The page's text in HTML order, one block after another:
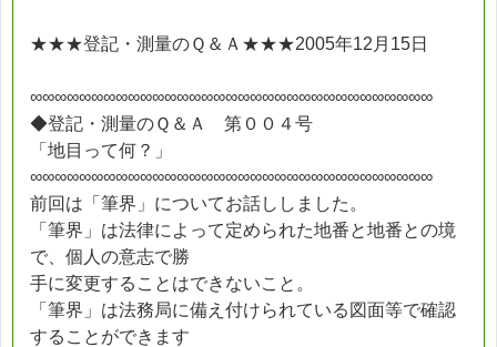
★★★登記・測量のＱ＆Ａ★★★2005年12月15日
∞∞∞∞∞∞∞∞∞∞∞∞∞∞∞∞∞∞∞∞∞∞∞∞∞∞∞∞∞∞∞∞∞
◆登記・測量のＱ＆Ａ 第００４号
「地目って何？」
∞∞∞∞∞∞∞∞∞∞∞∞∞∞∞∞∞∞∞∞∞∞∞∞∞∞∞∞∞∞∞∞∞
前回は「筆界」についてお話ししました。
「筆界」は法律によって定められた地番と地番との境
で、個人の意志で勝
手に変更することはできないこと。
「筆界」は法務局に備え付けられている図面等で確認
することができます